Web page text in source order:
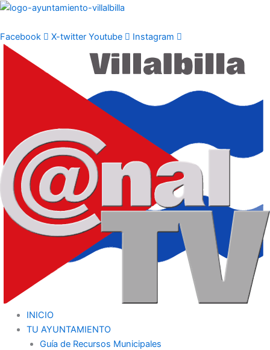
Ir
contenido
Facebook X-twitter Youtube Instagram
INICIO
TU AYUNTAMIENTO
Guía de Recursos Municipales